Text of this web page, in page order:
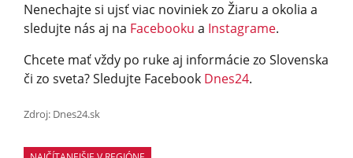
Nenechajte si ujsť viac noviniek zo Žiaru a okolia a
sledujte nás aj na Facebooku a Instagrame.
Chcete mať vždy po ruke aj informácie zo Slovenska
či zo sveta? Sledujte Facebook Dnes24.
Zdroj: Dnes24.sk